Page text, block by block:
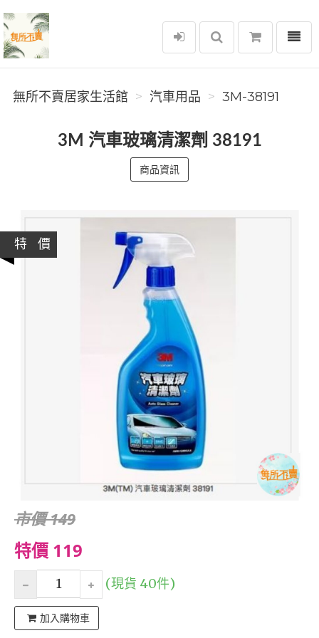
無所不賣居家生活館
選單
無所不賣居家生活館 汽車用品 3M-38191
3M 汽車玻璃清潔劑 38191
商品資訊
特 價
市價 149
特價 119
(現貨 40件)
加入購物車